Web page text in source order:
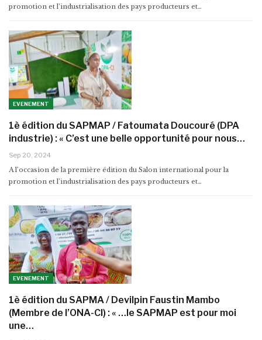
promotion et l’industrialisation des pays producteurs et…
EVENEMENT
1è édition du SAPMAP / Fatoumata Doucouré (DPA
industrie) : « C’est une belle opportunité pour nous…
Sep 20, 2024
A l’occasion de la première édition du Salon international pour la
promotion et l’industrialisation des pays producteurs et…
EVENEMENT
1è édition du SAPMA / Devilpin Faustin Mambo
(Membre de l’ONA-CI) : « …le SAPMAP est pour moi
une…